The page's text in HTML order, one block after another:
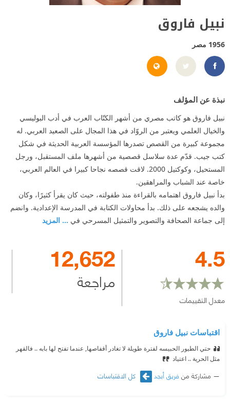
نبيل فاروق
1956 مصر
https://www.facebook.com/nabil0farouk
نبذة عن المؤلف
نبيل فاروق هو كاتب مصري من أشهر الكتّاب العرب في أدب البوليسي
والخيال العلمي ويعتبر من الروّاد في هذا المجال على الصعيد العربي. له
مجموعة كبيرة من القصص تصدرها المؤسسة العربية الحديثة في شكل
كتب جيب. قدّم عدة سلاسل قصصية من أشهرها ملف المستقبل، ورجل
المستحيل، وكوكتيل 2000. لاقت قصصه نجاحا كبيرا في العالم العربي،
خاصة عند الشباب والمراهقين.
بدأ نبيل فاروق اهتمامه بالقراءة منذ طفولته، حيث كان يقرأ كثيرًا، وكان
والده يشجعه على ذلك. بدأ محاولات الكتابة في المدرسة الإعدادية. وانضم
إلى جماعة الصحافة والتصوير والتمثيل المسرحي في ... المزيد
4.5
معدل التقييمات
12,652
مراجعة
اقتباسات نبيل فاروق
حتي الطيور الحبيسه لفترة طويلة لا تغادر أقفاصها, عندما تفتح لها بابه .. فالقهر
مثل الحرية .. اعتياد
مشاركة من فريق أبجد كل الاقتباسات